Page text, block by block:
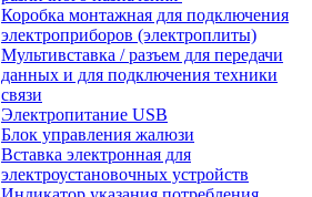
Коробка монтажная для подключения
электроприборов (электроплиты)
Мультивставка / разъем для передачи
данных и для подключения техники
связи
Электропитание USB
Блок управления жалюзи
Вставка электронная для
электроустановочных устройств